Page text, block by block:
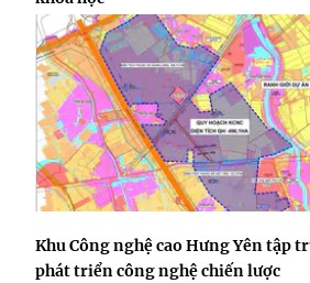
Khu Công nghệ cao Hưng Yên tập
phát triển công nghệ chiến lược